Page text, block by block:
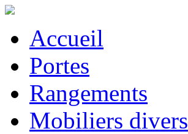
Accueil
Portes
Rangements
Mobiliers divers